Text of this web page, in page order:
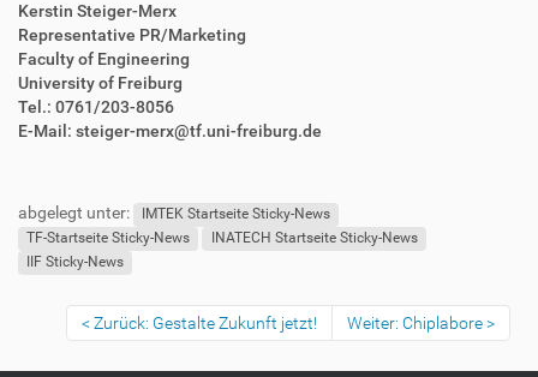
Kerstin Steiger-Merx
Representative PR/Marketing
Faculty of Engineering
University of Freiburg
Tel.: 0761/203-8056
E-Mail: steiger-merx@tf.uni-freiburg.de
abgelegt unter:
IMTEK Startseite Sticky-News
TF-Startseite Sticky-News
INATECH Startseite Sticky-News
IIF Sticky-News
Zurück: Gestalte Zukunft jetzt! Weiter: Chiplabore